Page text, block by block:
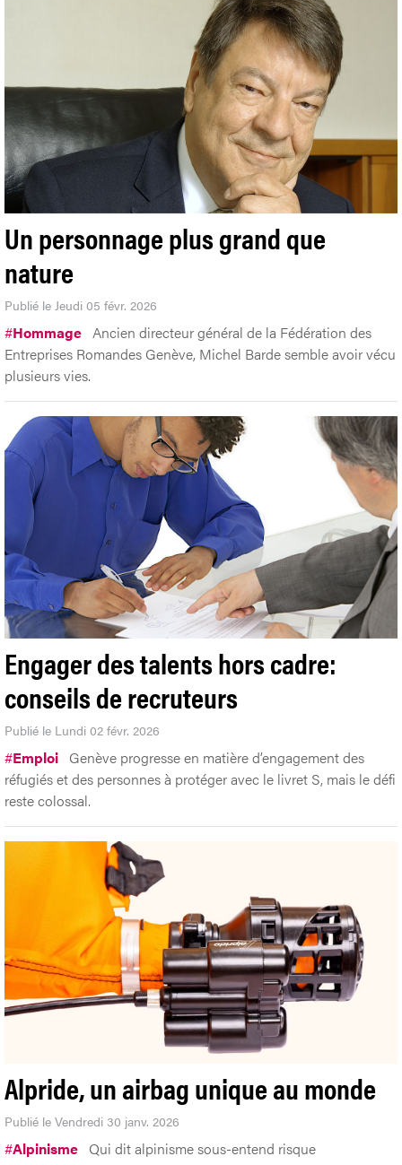
Un personnage plus grand que
nature
Publié le Jeudi 05 févr. 2026
#Hommage Ancien directeur général de la Fédération des
Entreprises Romandes Genève, Michel Barde semble avoir vécu
plusieurs vies.
Engager des talents hors cadre:
conseils de recruteurs
Publié le Lundi 02 févr. 2026
#Emploi Genève progresse en matière d’engagement des
réfugiés et des personnes à protéger avec le livret S, mais le défi
reste colossal.
Alpride, un airbag unique au monde
Publié le Vendredi 30 janv. 2026
#Alpinisme Qui dit alpinisme sous-entend risque